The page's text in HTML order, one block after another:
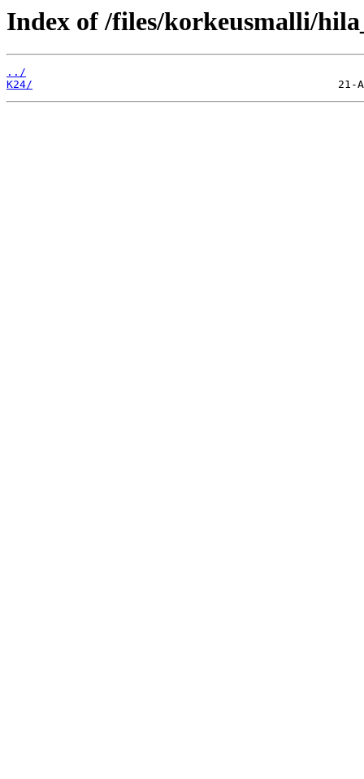
Index of /files/korkeusmalli/
../
K24/